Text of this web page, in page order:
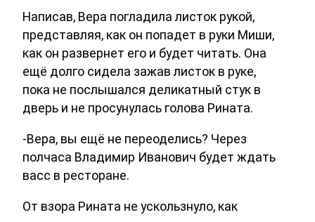
Написав, Вера погладила листок рукой,
представляя, как он попадет в руки Миши,
как он развернет его и будет читать. Она
ещё долго сидела зажав листок в руке,
пока не послышался деликатный стук в
дверь и не просунулась голова Рината.
-Вера, вы ещё не переоделись? Через
полчаса Владимир Иванович будет ждать
васс в ресторане.
От взора Рината не ускользнуло, как